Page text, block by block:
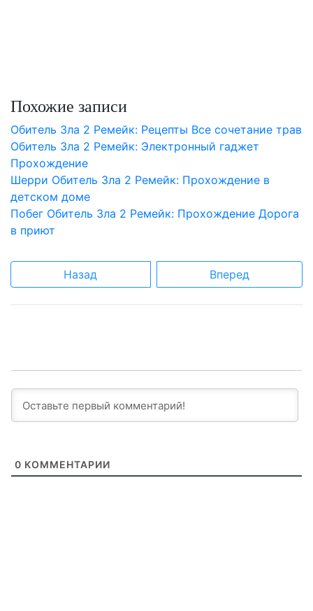
Похожие записи
Обитель Зла 2 Ремейк: Рецепты Все сочетание трав
Обитель Зла 2 Ремейк: Электронный гаджет
Прохождение
Шерри Обитель Зла 2 Ремейк: Прохождение в
детском доме
Побег Обитель Зла 2 Ремейк: Прохождение Дорога
в приют
Назад Вперед
0 КОММЕНТАРИИ